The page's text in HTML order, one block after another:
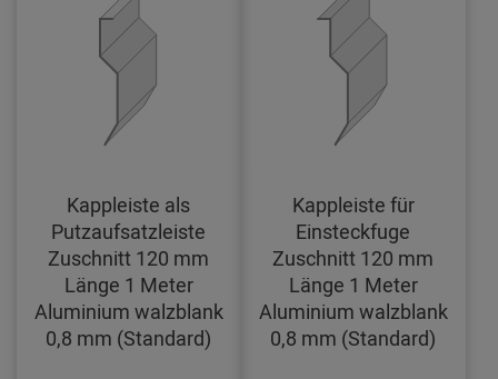
Kappleiste als
Putzaufsatzleiste
Zuschnitt 120 mm
Länge 1 Meter
Aluminium walzblank
0,8 mm (Standard)
Kappleiste für
Einsteckfuge
Zuschnitt 120 mm
Länge 1 Meter
Aluminium walzblank
0,8 mm (Standard)